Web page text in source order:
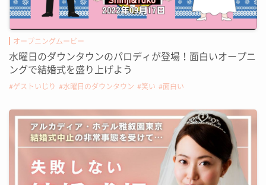
オープニングムービー
水曜日のダウンタウンのパロディが登場！面白いオープニ
ングで結婚式を盛り上げよう
ゲストいじり 水曜日のダウンタウン 笑い 面白い